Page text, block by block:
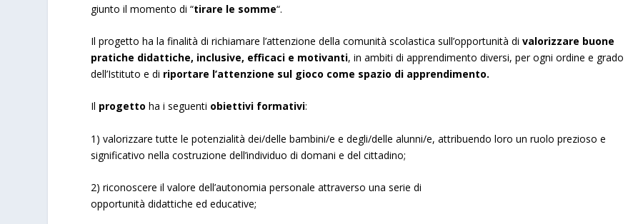
giunto il momento di “tirare le somme“.
Il progetto ha la finalità di richiamare l’attenzione della comunità scolastica sull’opportunità divalorizzare buone
pratiche didattiche, inclusive, efficaci e motivanti, in ambiti di apprendimento diversi, per ogni ordine e grado
dell’Istituto e di riportare l’attenzione sul gioco come spazio di apprendimento.
Il progetto ha i seguenti obiettivi formativi:
1) valorizzare tutte le potenzialità dei/delle bambini/e e degli/delle alunni/e, attribuendo loro un ruolo prezioso e
significativo nella costruzione dell’individuo di domani e del cittadino;
2) riconoscere il valore dell’autonomia personale attraverso una serie di
opportunità didattiche ed educative;